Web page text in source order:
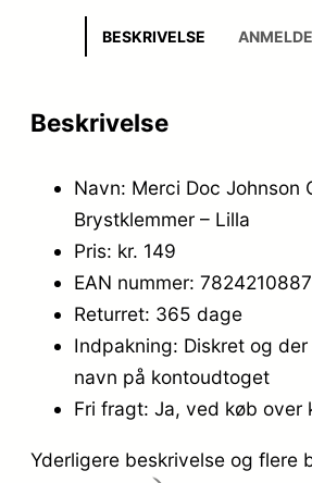
BESKRIVELSE
Beskrivelse
Navn: Merci Doc Johnson
Brystklemmer – Lilla
Pris: kr. 149
EAN nummer:
Returret: 365 dage
Indpakning: Diskret og
navn på kontoudtoget
Fri fragt: Ja, ved køb over
Yderligere beskrivelse og flere